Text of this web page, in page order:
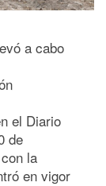
a cabo
el Diario
de
la
en vigor